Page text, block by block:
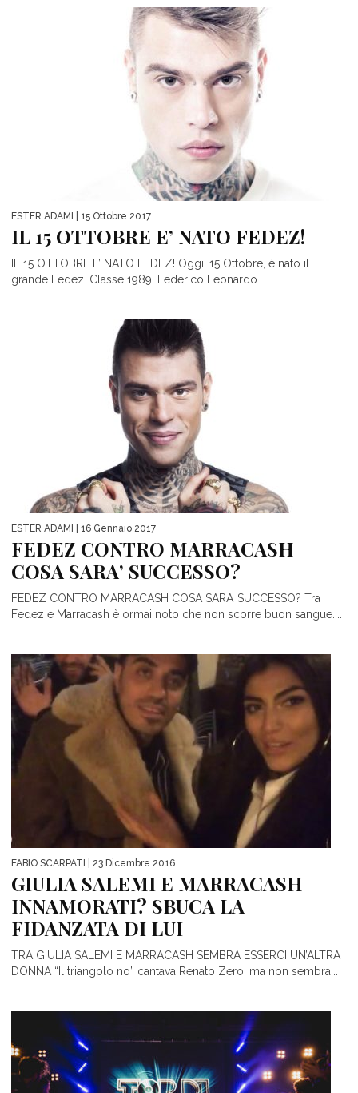
ESTER ADAMI | 15 Ottobre 2017
IL 15 OTTOBRE E’ NATO FEDEZ!
IL 15 OTTOBRE E’ NATO FEDEZ! Oggi, 15 Ottobre, è nato il
grande Fedez. Classe 1989, Federico Leonardo...
ESTER ADAMI | 16 Gennaio 2017
FEDEZ CONTRO MARRACASH
COSA SARA’ SUCCESSO?
FEDEZ CONTRO MARRACASH COSA SARA’ SUCCESSO? Tra
Fedez e Marracash è ormai noto che non scorre buon sangue....
FABIO SCARPATI | 23 Dicembre 2016
GIULIA SALEMI E MARRACASH
INNAMORATI? SBUCA LA
FIDANZATA DI LUI
TRA GIULIA SALEMI E MARRACASH SEMBRA ESSERCI UN’ALTRA
DONNA “Il triangolo no” cantava Renato Zero, ma non sembra...